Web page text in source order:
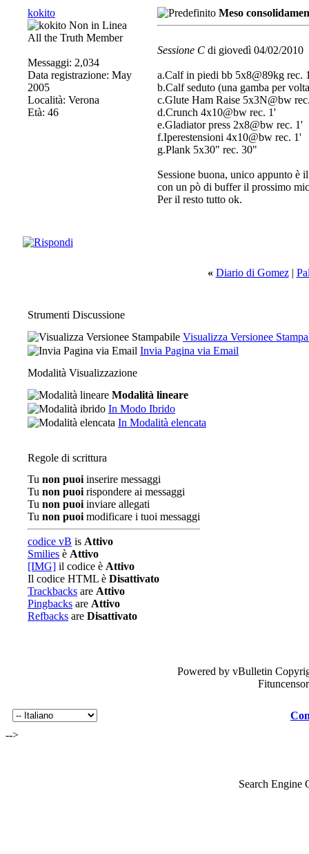
kokito
All the Truth Member
Messaggi: 2,034
Data registrazione: May
2005
Località: Verona
Età: 46
Meso
Sessione C di giovedì 04/02/2010
a.Calf in piedi bb 5x8@89kg rec.
b.Calf seduto (una gamba per
c.Glute Ham Raise 5x3N@bw
d.Crunch 4x10@bw rec. 1'
e.Gladiator press 2x8@bw rec. 1'
f.Iperestensioni 4x10@bw rec. 1'
g.Plank 5x30" rec. 30"
Sessione buona, unico appunto è
con un pò di buffer il prossimo
Per il resto tutto ok.
« Diario di Gomez|
Strumenti Discussione
Visualizza Versionee
Invia Pagina via Email
Modalità Visualizzazione
Modalità lineare
In Modo Ibrido
In Modalità elencata
Regole di scrittura
Tu non puoi inserire messaggi
Tu non puoi rispondere ai messaggi
Tu non puoi inviare allegati
Tu non puoi modificare i tuoi messaggi
codice vB is Attivo
Smilies è Attivo
[IMG] il codice è Attivo
Il codice HTML è Disattivato
Trackbacks are Attivo
Pingbacks are Attivo
Refbacks are Disattivato
Powered by vBulletin
-->
Search Engine